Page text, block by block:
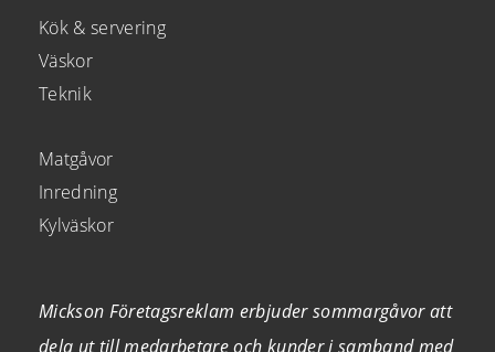
Kök & servering
Väskor
Teknik
Matgåvor
Inredning
Kylväskor
Mickson Företagsreklam erbjuder sommargåvor att
dela ut till medarbetare och kunder i samband med